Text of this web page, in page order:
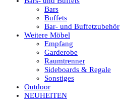
Bars
Buffets
Bar- und Buffetzubehör
Weitere Möbel
Empfang
Garderobe
Raumtrenner
Sideboards & Regale
Sonstiges
Outdoor
NEUHEITEN